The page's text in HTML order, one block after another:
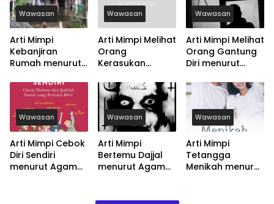
Wawasan
Arti Mimpi
Kebanjiran
Rumah menurut
dan Primbon
Jawa
Wawasan
Arti Mimpi Melihat
Orang
Kerasukan
Psikologi dan
Primbon Jawa
Wawasan
Arti Mimpi Melihat
Orang Gantung
Diri menurut
dan Primbon
Jawa
Wawasan
Arti Mimpi Cebok
Diri Sendiri
menurut Agama,
Wawasan
Arti Mimpi
Bertemu Dajjal
menurut Agama,
Wawasan
Arti Mimpi
Tetangga
Menikah menurut